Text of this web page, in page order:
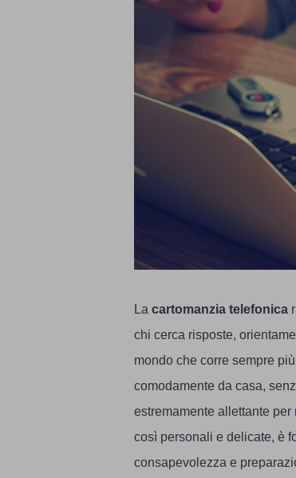
La cartomanzia telefonica
chi cerca risposte,
mondo che corre sempre
comodamente da casa,
estremamente allettante
così personali e delicate, è
consapevolezza e